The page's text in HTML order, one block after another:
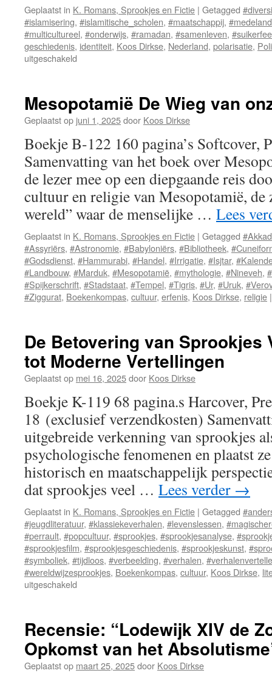
Geplaatst in K. Romans, Sprookjes en Fictie | Getagged
#islamisering, #islamitische_scholen, #maatschappij,
#multicultureel, #onderwijs, #ramadan, #samenleven,
geschiedenis, identiteit, Koos Dirkse, Nederland, polarisatie,
uitgeschakeld
medelanders,
Samenleven
in
Veranderend
Nederland
Mesopotamië De Wieg van
Geplaatst op juni 1, 2025door Koos Dirkse
Boekje B-122 160 pagina’s Softcover,
Samenvatting van het boek over
de lezer mee op een diepgaande reis
cultuur en religie van Mesopotamië, de
wereld” waar de menselijke … Lees
Geplaatst in K. Romans, Sprookjes en Fictie | Getagged
#Assyriërs, #Astronomie, #Babyloniërs, #Bibliotheek,
#Godsdienst, #Hammurabi, #Handel, #Irrigatie, #Isjtar,
#Landbouw, #Marduk, #Mesopotamië, #mythologie, #Nineveh,
#Spijkerschrift, #Stadstaat, #Tempel, #Tigris, #Ur, #Uruk,
#Ziggurat, Boekenkompas, cultuur, erfenis, Koos Dirkse, religie |
De Betovering van Sprookjes
tot Moderne Vertellingen
Geplaatst op mei 16, 2025door Koos Dirkse
Boekje K-119 68 pagina.s Harcover,
18 (exclusief verzendkosten)
uitgebreide verkenning van sprookjes
psychologische fenomenen en plaatst
historisch en maatschappelijk
dat sprookjes veel … Lees verder →
Geplaatst in K. Romans, Sprookjes en Fictie | Getagged
#jeugdliteratuur, #klassiekeverhalen, #levenslessen,
#perrault, #popcultuur, #sprookjes, #sprookjesanalyse,
#sprookjesfilm, #sprookjesgeschiedenis, #sprookjeskunst,
#symboliek, #tijdloos, #verbeelding, #verhalen,
#wereldwijzesprookjes, Boekenkompas, cultuur, Koos Dirkse,
uitgeschakeld
van
Sprookjes
Van
Oorsprong
tot
Recensie: “Lodewijk XIV de
Opkomst van het
Geplaatst op maart 25, 2025door Koos Dirkse